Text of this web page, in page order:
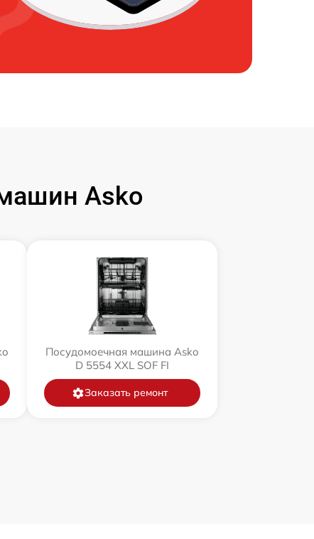
Asko
Посудомоечная машина Asko
D 5554 XXL SOF FI
Заказать ремонт